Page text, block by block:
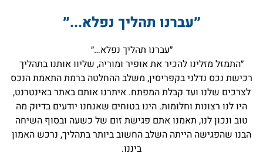
״עברנו תהליך נפלא...״
״עברנו תהליך נפלא…״
״התמזל מזלינו להכיר את אופיר ומוריה, שליוו אותנו בתהליך
רכישת נכס נדלני בקפריסין, משלב ההחלטה ברמת התאמת הנכס
לצרכים שלנו ועד קבלת המפתח. איתרנו אותם באתר באינטרנט,
היו לנו רצונות וחלומות. הינו בטוחים שאנחנו יודעים בדיוק מה
טוב ונכון לנו, תאמנו אתם פגישת זום של כשעה ובסוף השיחה
הבנו שהפגישה הייתה השלב החשוב ביותר בתהליך, נרכש האמון
ביננו.